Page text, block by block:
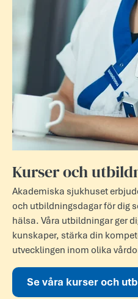
Kurser och
Akademiska sjukhuset
och utbildningsdagar för dig
hälsa. Våra utbildningar ger
kunskaper, stärka din
utvecklingen inom olika
Se våra kurser och